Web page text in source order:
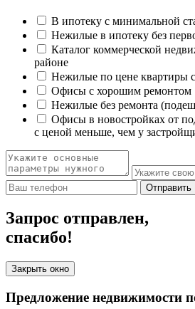
В ипотеку с минимальной
Нежилые в ипотеку без
Каталог коммерческой
районе
Нежилые по цене квартиры
Офисы с хорошим ремонтом
Нежилые без ремонта
Офисы в новостройках от
с ценой меньше, чем у
Отправить
Запрос отправлен,
спасибо!
Закрыть окно
Предложение недвижимости